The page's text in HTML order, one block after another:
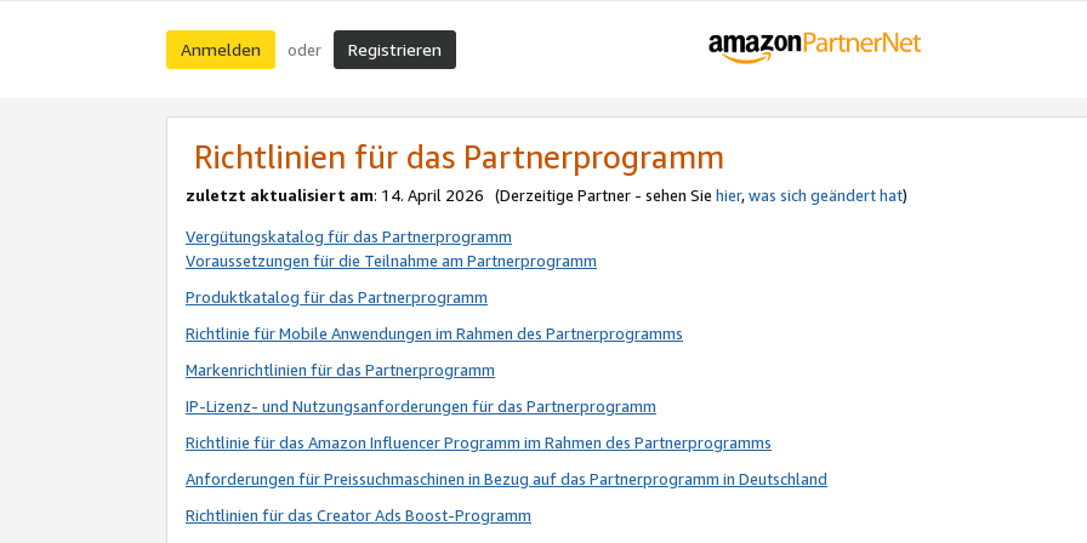
Anmelden oder Registrieren
Richtlinien für das Partnerprogramm
zuletzt aktualisiert am: 14. April 2026 (Derzeitige Partner - sehen Sie hier,was sich geändert hat)
Vergütungskatalog für das Partnerprogramm
Voraussetzungen für die Teilnahme am Partnerprogramm
Produktkatalog für das Partnerprogramm
Richtlinie für Mobile Anwendungen im Rahmen des Partnerprogramms
Markenrichtlinien für das Partnerprogramm
IP-Lizenz- und Nutzungsanforderungen für das Partnerprogramm
Richtlinie für das Amazon Influencer Programm im Rahmen des Partnerprogramms
Anforderungen für Preissuchmaschinen in Bezug auf das Partnerprogramm in Deutschland
Richtlinien für das Creator Ads Boost-Programm